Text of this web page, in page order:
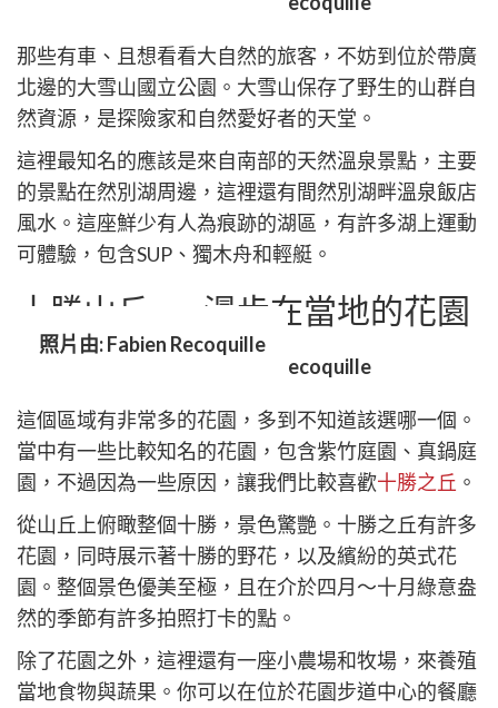
那些有車、且想看看大自然的旅客，不妨到位於帶廣
北邊的大雪山國立公園。大雪山保存了野生的山群自
然資源，是探險家和自然愛好者的天堂。
這裡最知名的應該是來自南部的天然溫泉景點，主要
的景點在然別湖周邊，這裡還有間然別湖畔溫泉飯店
風水。這座鮮少有人為痕跡的湖區，有許多湖上運動
可體驗，包含SUP、獨木舟和輕艇。
十勝山丘——漫步在當地的花園
照片由: Fabien Recoquille
這個區域有非常多的花園，多到不知道該選哪一個。
當中有一些比較知名的花園，包含紫竹庭園、真鍋庭
園，不過因為一些原因，讓我們比較喜歡十勝之丘 。
從山丘上俯瞰整個十勝，景色驚艷。十勝之丘有許多
花園，同時展示著十勝的野花，以及繽紛的英式花
園。整個景色優美至極，且在介於四月～十月綠意盎
然的季節有許多拍照打卡的點。
除了花園之外，這裡還有一座小農場和牧場，來養殖
當地食物與蔬果。你可以在位於花園步道中心的餐廳